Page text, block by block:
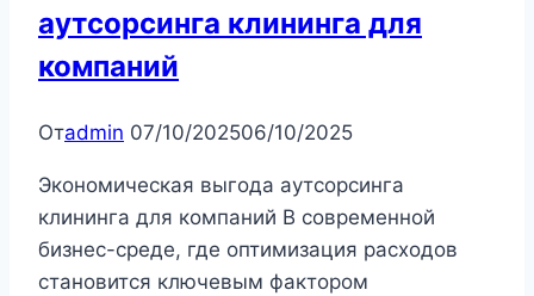
Дону:
и
вентиляция
по
стандартам
Роспотребнадзора
аутсорсинга клининга для
компаний
Отadmin 07/10/202506/10/2025
Экономическая выгода аутсорсинга
клининга для компаний В современной
бизнес-среде, где оптимизация расходов
становится ключевым фактором